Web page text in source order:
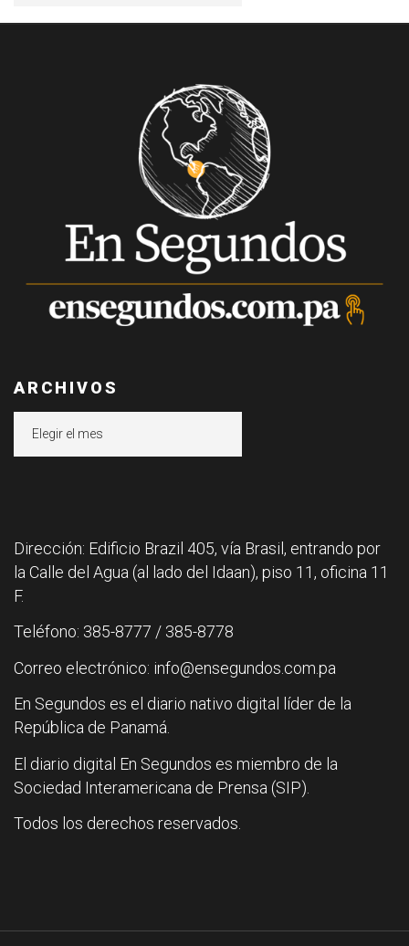
ARCHIVOS
Dirección: Edificio Brazil 405, vía Brasil, entrando por
la Calle del Agua (al lado del Idaan), piso 11, oficina 11
F.
Teléfono: 385-8777 / 385-8778
Correo electrónico: info@ensegundos.com.pa
En Segundos es el diario nativo digital líder de la
República de Panamá.
El diario digital En Segundos es miembro de la
Sociedad Interamericana de Prensa (SIP).
Todos los derechos reservados.